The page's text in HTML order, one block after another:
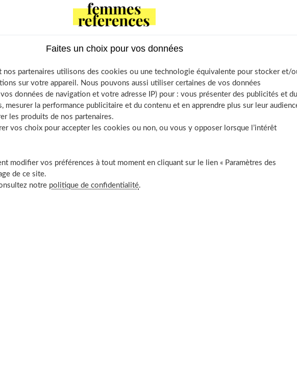
un qui permet à la fois à la maman de continuer à pouvoir
à se détendre pendant les premières années de sa vie. En
immobile pendant qu’il se nourrira au sein de sa mère.
? Pourquoi et comment vous pouvez vous en procurer
àchoisir le collier d’allaitement idéal.
Contents
ce qu’un collier d’allaitement ?
utiliser un collier d’allaitement ?
et bienfaits
?
En effet, grâce à sa forme et au choix des matériaux, le
nourrisson pendant que sa mère le nourrit avec du lait
Faites un choix pour vos données
nos partenaires utilisons des cookies ou une technologie équivalente pour stocker et/
sur votre appareil. Nous pouvons aussi utiliser certaines de vos données
données de navigation et votre adresse IP) pour : vous présenter des publicités et du
mesurer la performance publicitaire et du contenu et en apprendre plus sur leur
les produits de nos partenaires.
vos choix pour accepter les cookies ou non, ou vous y opposer lorsque l’intérêt
modifier vos préférences à tout moment en cliquant sur le lien « Paramètres des
de ce site.
notre politique de confidentialité.